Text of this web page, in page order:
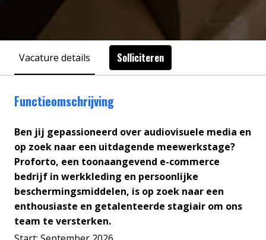
Vacature details Solliciteren
Functieomschrijving
Ben jij gepassioneerd over audiovisuele media en
op zoek naar een uitdagende meewerkstage?
Proforto, een toonaangevend e-commerce
bedrijf in werkkleding en persoonlijke
beschermingsmiddelen, is op zoek naar een
enthousiaste en getalenteerde stagiair om ons
team te versterken.